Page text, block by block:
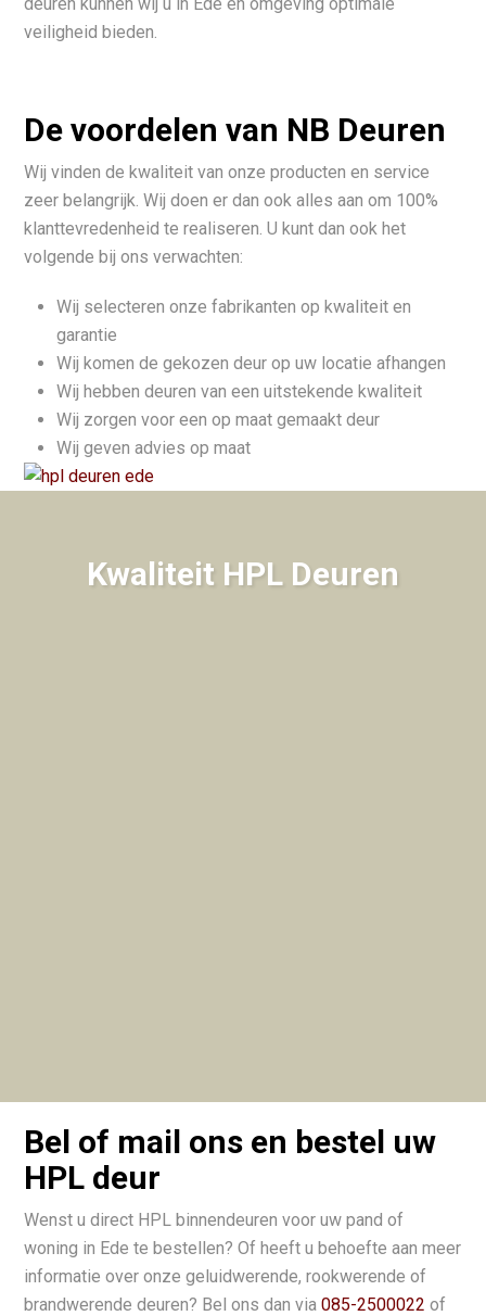
veiligheid bieden.
De voordelen van NB Deuren
Wij vinden de kwaliteit van onze producten en service
zeer belangrijk. Wij doen er dan ook alles aan om 100%
klanttevredenheid te realiseren. U kunt dan ook het
volgende bij ons verwachten:
Wij selecteren onze fabrikanten op kwaliteit en
garantie
Wij komen de gekozen deur op uw locatie afhangen
Wij hebben deuren van een uitstekende kwaliteit
Wij zorgen voor een op maat gemaakt deur
Wij geven advies op maat
Kwaliteit HPL Deuren
Bel of mail ons en bestel uw
HPL deur
Wenst u direct HPL binnendeuren voor uw pand of
woning in Ede te bestellen? Of heeft u behoefte aan meer
informatie over onze geluidwerende, rookwerende of
brandwerende deuren? Bel ons dan via085-2500022 of